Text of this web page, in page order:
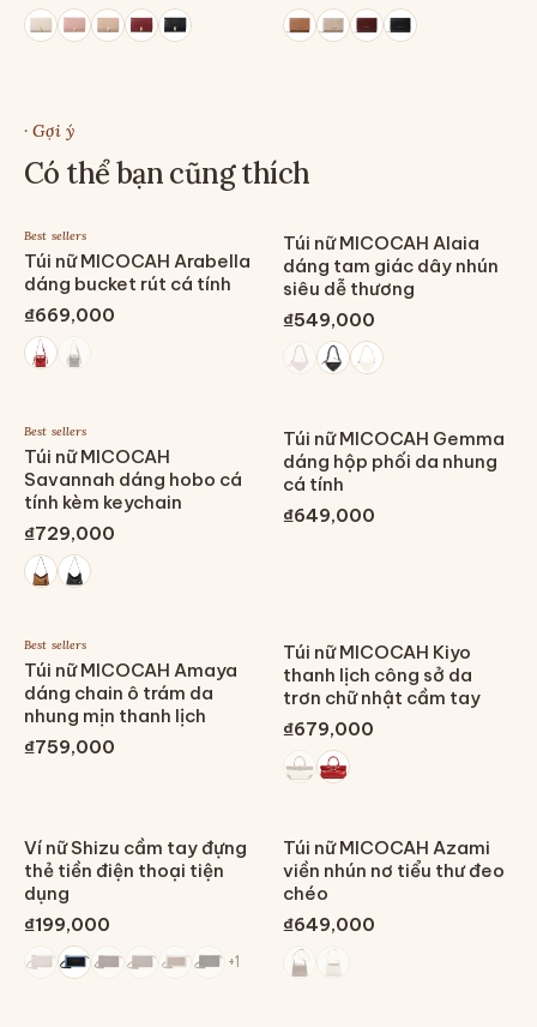
· Gợi ý
Có thể bạn cũng thích
Best sellers
Túi nữ MICOCAH Arabella
dáng bucket rút cá tính
₫669,000
Túi nữ MICOCAH Alaia
dáng tam giác dây nhún
siêu dễ thương
₫549,000
Best sellers
Túi nữ MICOCAH
Savannah dáng hobo cá
tính kèm keychain
₫729,000
Túi nữ MICOCAH Gemma
dáng hộp phối da nhung
cá tính
₫649,000
Best sellers
Túi nữ MICOCAH Amaya
dáng chain ô trám da
nhung mịn thanh lịch
₫759,000
Túi nữ MICOCAH Kiyo
thanh lịch công sở da
trơn chữ nhật cầm tay
₫679,000
Ví nữ Shizu cầm tay đựng
thẻ tiền điện thoại tiện
dụng
₫199,000
+1
Túi nữ MICOCAH Azami
viền nhún nơ tiểu thư đeo
chéo
₫649,000